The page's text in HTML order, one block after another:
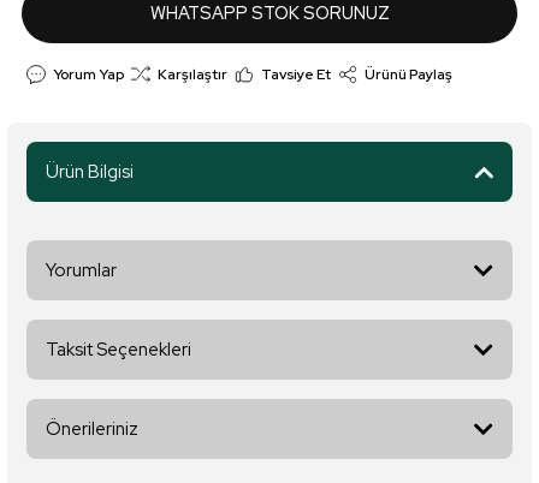
WHATSAPP STOK SORUNUZ
Yorum Yap Karşılaştır Tavsiye Et Ürünü Paylaş
Ürün Bilgisi
Yorumlar
Taksit Seçenekleri
Önerileriniz